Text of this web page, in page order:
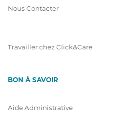
Nous Contacter
Travailler chez Click&Care
BON À SAVOIR
Aide Administrative